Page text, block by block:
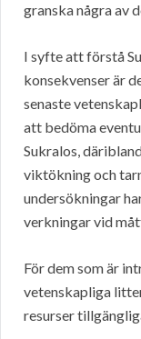
granska några av
I syfte att förstå
konsekvenser är
senaste
att bedöma
Sukralos,
viktökning och
undersökningar
verkningar vid
För dem som är
vetenskapliga
resurser